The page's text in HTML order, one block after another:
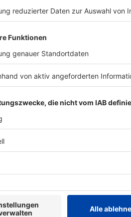
schalten? Schickt gerne
Rettungswagen?
noch zu Rettungswagen?
zu viel Druck abgelassen. Kein
Julian Heilmann düst seit
und Medizinpädagoge
WERBUNG Hier gibt es viele Rabatte und alle Infos zu den
und „NotAufnahme“: https://linktr.ee/notaufnahme
Schickt gerne eine E-Mail
Kein Doppelherz in der
dem Rettungswagen durch